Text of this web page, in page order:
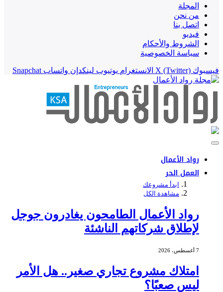
المجلة
من نحن
اتصل بنا
فيديو
الشروط والأحكام
سياسة الخصوصية
فيسبوك X (Twitter) الانستغرام يوتيوب لينكدإن واتساب Snapchat
رواد الأعمال
العمل الحر
ابدأ مشروعك
مشاهدة الكل
رواد الأعمال الطامحون يغادرون جوجل
لإطلاق شركاتهم الناشئة
7 أغسطس، 2026
امتلاك مشروع تجاري صغير.. هل الأمر
ليس صعبًا؟